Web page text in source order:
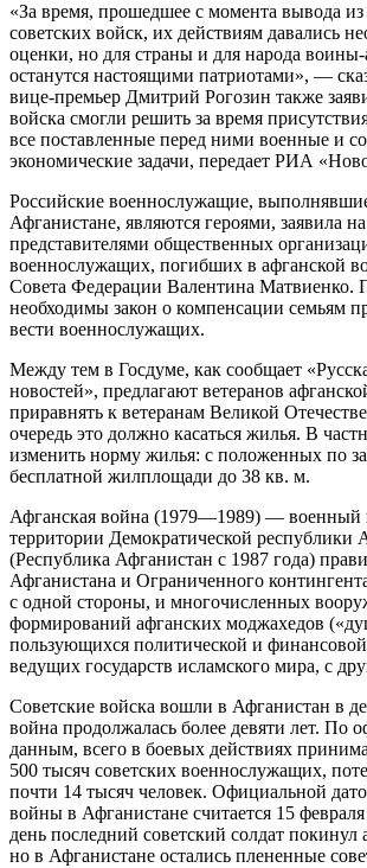
«За время, прошедшее с момента вывода
советских войск, их действиям давались
оценки, но для страны и для народа воины-
останутся настоящими патриотами», —
вице-премьер Дмитрий Рогозин также
войска смогли решить за время
все поставленные перед ними военные и
экономические задачи, передает РИА
Российские военнослужащие,
Афганистане, являются героями, заявила на
представителями общественных
военнослужащих, погибших в афганской
Совета Федерации Валентина Матвиенко.
необходимы закон о компенсации семьям
вести военнослужащих.
Между тем в Госдуме, как сообщает
новостей», предлагают ветеранов
приравнять к ветеранам Великой
очередь это должно касаться жилья. В
изменить норму жилья: с положенных по
бесплатной жилплощади до 38 кв. м.
Афганская война (1979—1989) — военный
территории Демократической республики
(Республика Афганистан с 1987 года)
Афганистана и Ограниченного
с одной стороны, и многочисленных
формирований афганских моджахедов
пользующихся политической и
ведущих государств исламского мира, с
Советские войска вошли в Афганистан в
война продолжалась более девяти лет. По
данным, всего в боевых действиях
500 тысяч советских военнослужащих,
почти 14 тысяч человек. Официальной
войны в Афганистане считается 15
день последний советский солдат
но в Афганистане остались плененные